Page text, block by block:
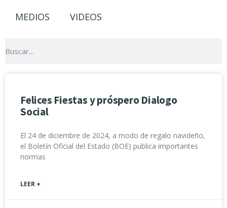
MEDIOS
VIDEOS
Felices Fiestas y próspero Dialogo
Social
El 24 de diciembre de 2024, a modo de regalo navideño,
el Boletín Oficial del Estado (BOE) publica importantes
normas
LEER +